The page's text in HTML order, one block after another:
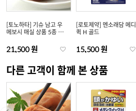
[토노하타] 기슈 남고 우
메보시 매실 상품 5종 택
21,500 원
[로토제약] 멘소래담 메디
퀵 H 골드
15,500 원
다른 고객이 함께 본 상품